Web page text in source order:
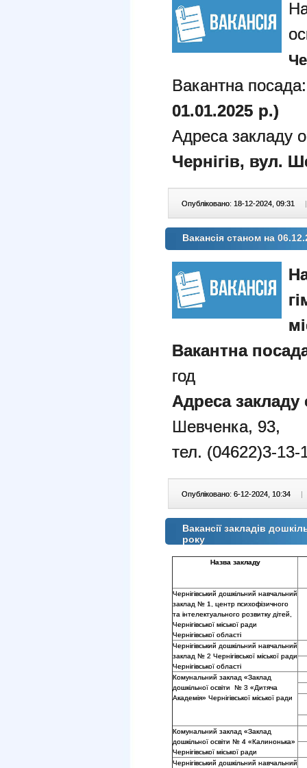
Вакантна посада:
01.01.2025 р.)
Адреса закладу
Чернігів, вул.
Опубліковано: 18-12-2024, 09:31 |
Вакансія станом на
Вакантна
год
Адреса закладу
Шевченка, 93,
тел. (04622)3-13-
Опубліковано: 6-12-2024, 10:34 |
Вакансії закладів
року
Назва закладу
Чернігівський дошкільний навчальний
заклад № 1, центр психофізичного
та інтелектуального розвитку дітей,
Чернігівської міської ради
Чернігівської області
Чернігівський дошкільний навчальний
заклад № 2 Чернігівської міської ради
Чернігівської області
Комунальний заклад «Заклад
дошкільної освіти № 3 «Дитяча
Академія» Чернігівської міської ради
Комунальний заклад «Заклад
дошкільної освіти № 4 «Калинонька»
Чернігівської міської ради
Чернігівський дошкільний навчальний